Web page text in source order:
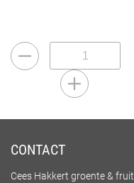
CONTACT
Cees Hakkert groente & fruit